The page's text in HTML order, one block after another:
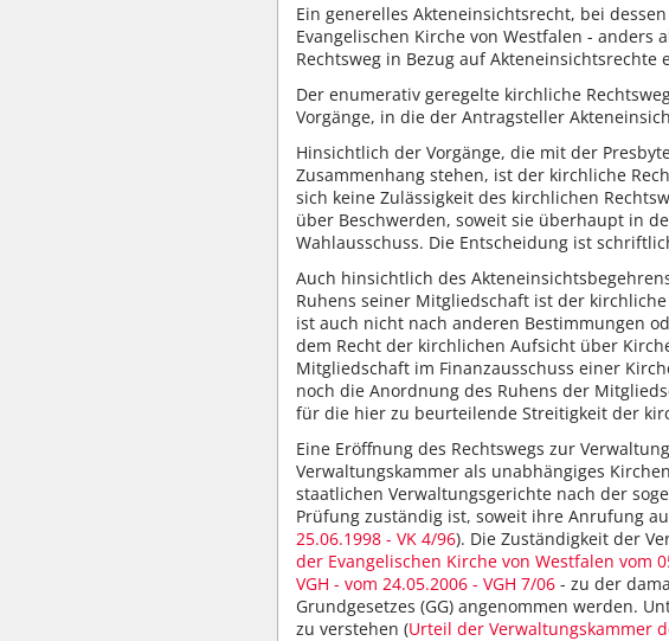
Ein generelles Akteneinsichtsrecht, bei
Evangelischen Kirche von Westfalen -
Rechtsweg in Bezug auf Akteneinsichtsrechte
Der enumerativ geregelte kirchliche
Vorgänge, in die der Antragsteller
Hinsichtlich der Vorgänge, die mit der
Zusammenhang stehen, ist der kirchliche
sich keine Zulässigkeit des kirchlichen
über Beschwerden, soweit sie überhaupt in
Wahlausschuss. Die Entscheidung ist
Auch hinsichtlich des
Ruhens seiner Mitgliedschaft ist der
ist auch nicht nach anderen Bestimmungen
dem Recht der kirchlichen Aufsicht über
Mitgliedschaft im Finanzausschuss einer
noch die Anordnung des Ruhens der
für die hier zu beurteilende Streitigkeit der
Eine Eröffnung des Rechtswegs zur
Verwaltungskammer als unabhängiges
staatlichen Verwaltungsgerichte nach der
Prüfung zuständig ist, soweit ihre Anrufung
25.06.1998 - VK 4/96). Die Zuständigkeit der
der Evangelischen Kirche von Westfalen vom
VGH - vom 24.05.2006 - VGH 7/06 - zu der
Grundgesetzes (GG) angenommen werden.
zu verstehen (Urteil der Verwaltungskammer